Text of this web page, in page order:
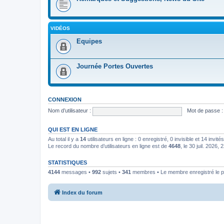
VIDÉOS
Equipes
Journée Portes Ouvertes
CONNEXION
Nom d’utilisateur :
Mot de passe :
QUI EST EN LIGNE
Au total il y a 14 utilisateurs en ligne : 0 enregistré, 0 invisible et 14
Le record du nombre d’utilisateurs en ligne est de 4648 , le 30 juil. 2026,
STATISTIQUES
4144 messages • 992 sujets • 341 membres • Le membre enregistré le
Index du forum